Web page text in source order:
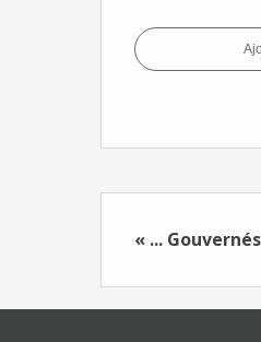
« ...